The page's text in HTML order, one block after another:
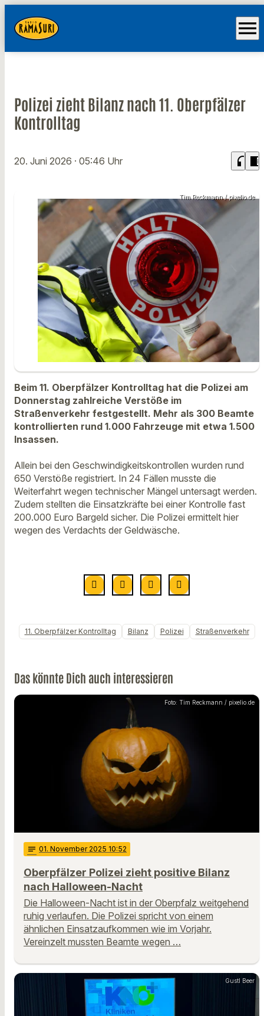
menu
Polizei zieht Bilanz nach 11. Oberpfälzer
Kontrolltag
20. Juni 2026 · 05:46 Uhr headphones chrome_reader_mode
Tim Reckmann / pixelio.de
Beim 11. Oberpfälzer Kontrolltag hat die Polizei am
Donnerstag zahlreiche Verstöße im
Straßenverkehr festgestellt. Mehr als 300 Beamte
kontrollierten rund 1.000 Fahrzeuge mit etwa 1.500
Insassen.
Allein bei den Geschwindigkeitskontrollen wurden rund
650 Verstöße registriert. In 24 Fällen musste die
Weiterfahrt wegen technischer Mängel untersagt werden.
Zudem stellten die Einsatzkräfte bei einer Kontrolle fast
200.000 Euro Bargeld sicher. Die Polizei ermittelt hier
wegen des Verdachts der Geldwäsche.
11. Oberpfälzer Kontrolltag Bilanz Polizei Straßenverkehr
Das könnte Dich auch interessieren
Foto: Tim Reckmann / pixelio.de
notes 01. November 2025 10:52
Oberpfälzer Polizei zieht positive Bilanz
nach Halloween-Nacht
Die Halloween-Nacht ist in der Oberpfalz weitgehend
ruhig verlaufen. Die Polizei spricht von einem
ähnlichen Einsatzaufkommen wie im Vorjahr.
Vereinzelt mussten Beamte wegen …
Gustl Beer